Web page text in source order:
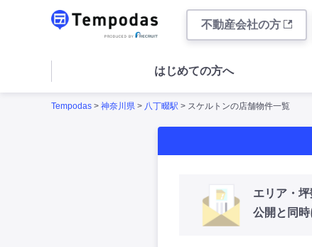
不動産会社の方
はじめての方へ
Tempodas > 神奈川県 > 八丁畷駅 > スケルトンの店舗物件一覧
エリア・坪
公開と同時